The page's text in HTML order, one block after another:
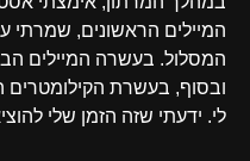
המיילים הראשונים, שמרתי
המסלול. בעשרה המיילים
ובסוף, בעשרת
לי. ידעתי שזה הזמן שלי